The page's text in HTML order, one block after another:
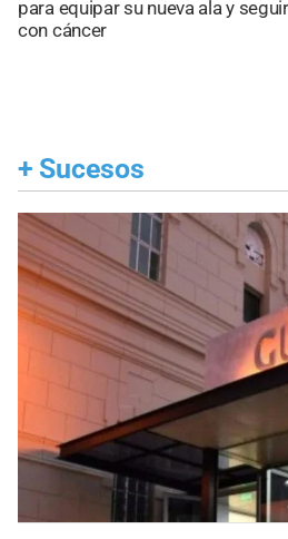
para equipar su nueva ala y
con cáncer
+ Sucesos